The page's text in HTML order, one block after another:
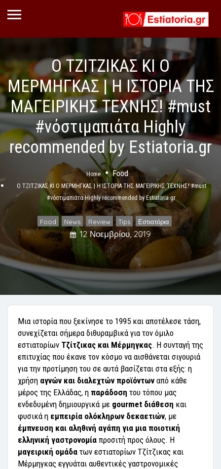
Ο ΤΖΙΤΖΙΚΑΣ ΚΙ Ο
ΜΕΡΜΗΓΚΑΣ | Η ΙΣΤΟΡΙΑ ΤΗΣ
ΜΑΓΕΙΡΙΚΗΣ ΤΕΧΝΗΣ! #must
#νόστιμαπιάτα Highly
recommended by Estiatoria.gr
Home Food
Ο ΤΖΙΤΖΙΚΑΣ ΚΙ Ο ΜΕΡΜΗΓΚΑΣ | Η ΙΣΤΟΡΙΑ ΤΗΣ ΜΑΓΕΙΡΙΚΗΣ ΤΕΧΝΗΣ! #must
#νόστιμαπιάτα Highly recommended by Estiatoria.gr
Food News Review Tips , Εστιατόρια
12 Νοεμβρίου, 2019
Μια ιστορία που ξεκίνησε το 1995 και αποτέλεσε τάση,
συνεχίζεται σήμερα διθυραμβικά για τον όμιλο
εστιατορίων Τζίτζικας και Μέρμηγκας. Η συνταγή της
επιτυχίας που έκανε τον κόσμο να αισθάνεται σιγουριά
για την προτίμηση του σε αυτά βασίζεται στα εξής: η
χρήση αγνών και διαλεχτών προϊόντων από κάθε
μέρος της Ελλάδας, η παράδοση του τόπου μας
ενδεδυμένη δημιουργικά με gourmet διάθεση και
φυσικά η εμπειρία ολόκληρων δεκαετιών, με
έμπνευση και αληθινή αγάπη για μια ποιοτική
ελληνική γαστρονομία προσιτή προς όλους. Η
μαγειρική ομάδα των εστιατορίων Τζίτζικας και
Μέρμηγκας εγγυάται αυθεντικές γαστρονομικές